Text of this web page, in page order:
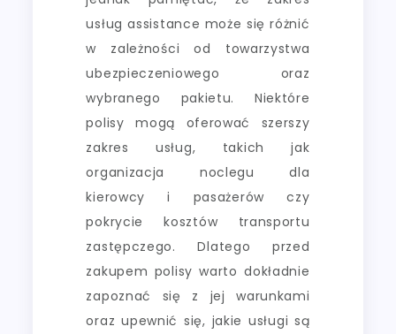
usług assistance może się różnić
w zależności od towarzystwa
ubezpieczeniowego oraz
wybranego pakietu. Niektóre
polisy mogą oferować szerszy
zakres usług, takich jak
organizacja noclegu dla
kierowcy i pasażerów czy
pokrycie kosztów transportu
zastępczego. Dlatego przed
zakupem polisy warto dokładnie
zapoznać się z jej warunkami
oraz upewnić się, jakie usługi są